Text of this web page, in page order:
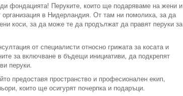
фондацията! Перуките, които ще подаряваме на жени и
в Нидерландия. От там ни помолиха, за да
коси, за да може те да продължат да правят перуки за
от специалисти относно грижата за косата и
за включване в бъдещи инициативи, да подкрепят
перуки.
предоставя пространство и професионален екип,
които ще осигурят почерпка и подаръци.